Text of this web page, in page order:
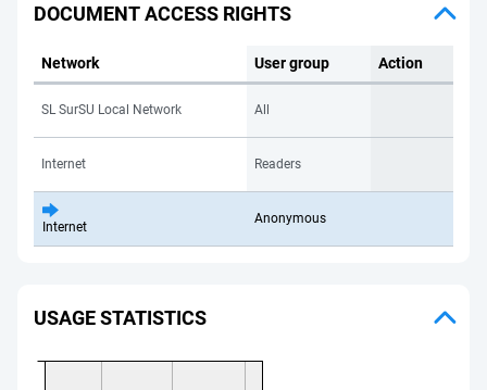
DOCUMENT ACCESS RIGHTS
Network User group Action
SL SurSU Local Network All
Internet Readers
Internet
Anonymous
USAGE STATISTICS